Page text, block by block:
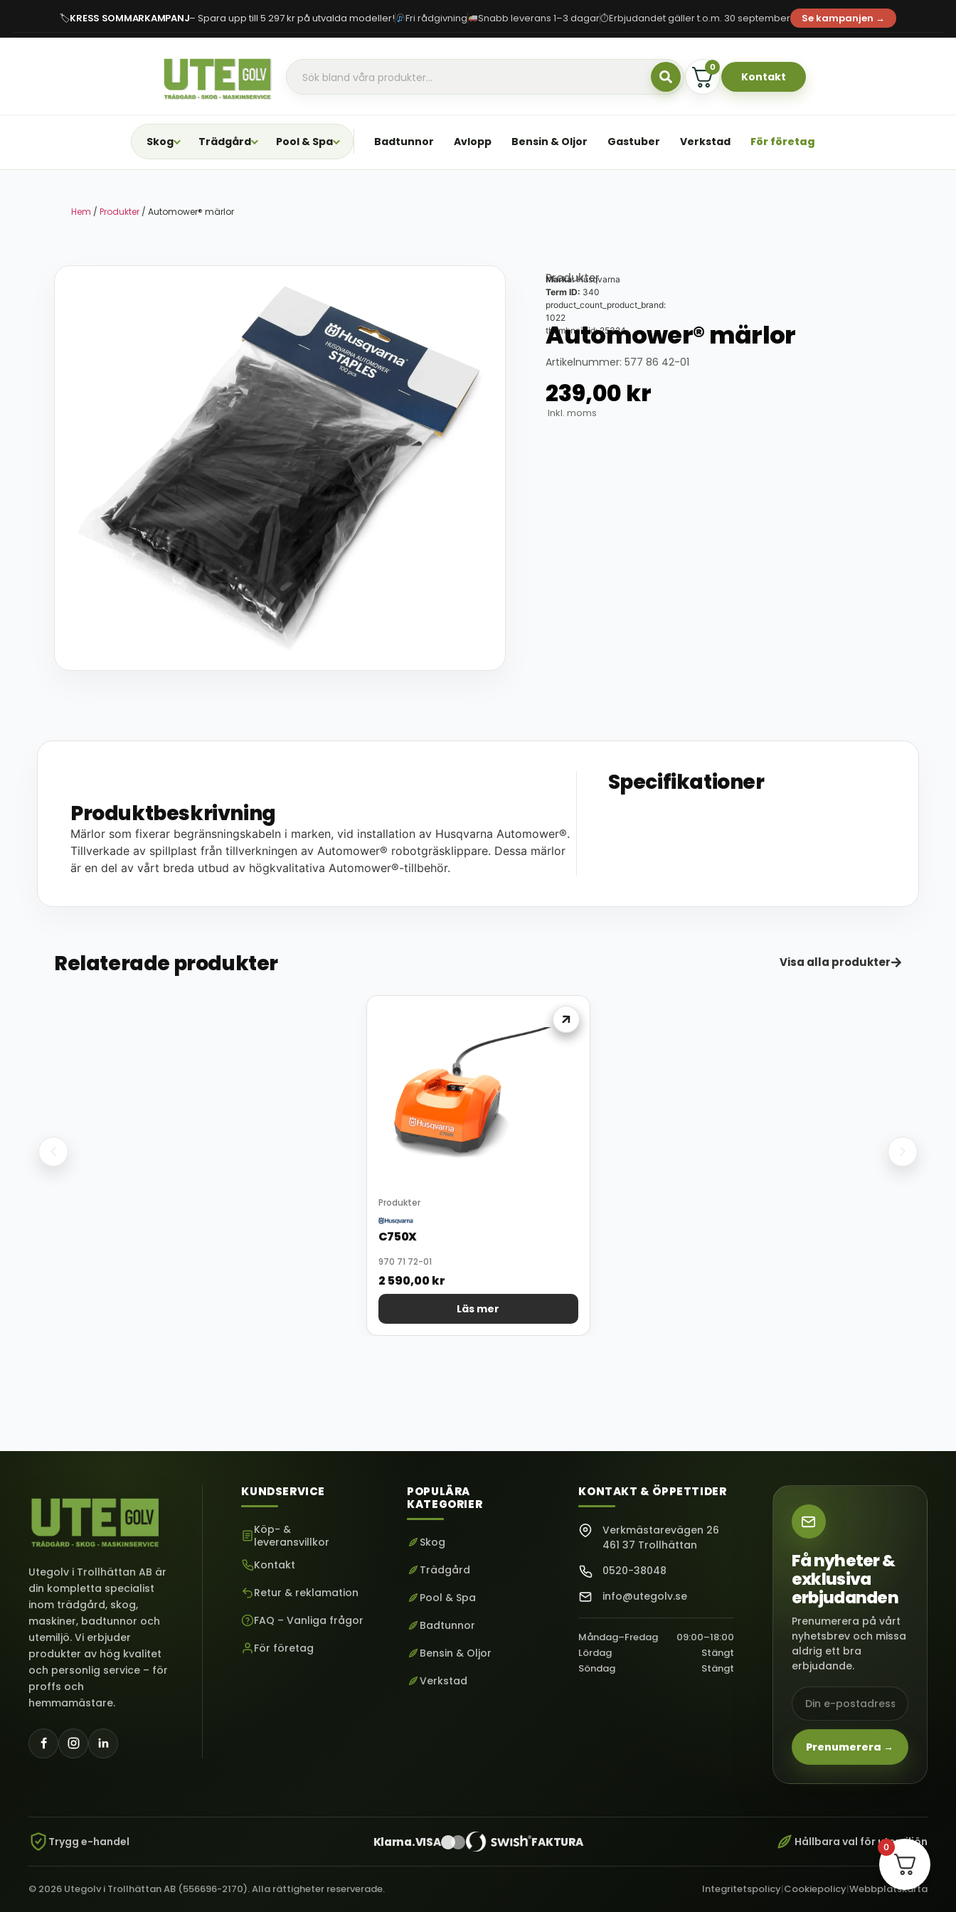
🏷KRESS SOMMARKAMPANJ– Spara upp till 5 297 kr på utvalda modeller! Fri rådgivning Snabb leverans 1–3 dagar⏱Erbjudandet gäller t.o.m. 30 september Se kampanjen →
0
Kontakt
Skog Trädgård Pool & Spa Badtunnor Avlopp Bensin & Oljor Gastuber Verkstad För företag
Hem / Produkter / Automower® märlor
Produkter
Marka:Husqvarna
Term ID: 340
product_count_product_brand:
1022
thumbnail_id: 25324
Automower® märlor
Artikelnummer: 577 86 42-01
239,00 kr
Inkl. moms
Produktbeskrivning
Märlor som fixerar begränsningskabeln i marken, vid installation av Husqvarna Automower®.
Tillverkade av spillplast från tillverkningen av Automower® robotgräsklippare. Dessa märlor
är en del av vårt breda utbud av högkvalitativa Automower®-tillbehör.
Specifikationer
Relaterade produkter Visa alla produkter
Produkter
C750X
970 71 72-01
2 590,00kr
Läs mer
Utegolv i Trollhättan AB är
din kompletta specialist
inom trädgård, skog,
maskiner, badtunnor och
utemiljö. Vi erbjuder
produkter av hög kvalitet
och personlig service – för
proffs och
hemmamästare.
KUNDSERVICE
Köp- &
leveransvillkor
Kontakt
Retur & reklamation
FAQ – Vanliga frågor
För företag
POPULÄRA
KATEGORIER
Skog
Trädgård
Pool & Spa
Badtunnor
Bensin & Oljor
Verkstad
KONTAKT & ÖPPETTIDER
Verkmästarevägen 26
461 37 Trollhättan
0520-38048
info@utegolv.se
Måndag–Fredag
09:00–18:00
Lördag
Stängt
Söndag
Stängt
Få nyheter &
exklusiva
erbjudanden
Prenumerera på vårt
nyhetsbrev och missa
aldrig ett bra
erbjudande.
Prenumerera →
Trygg e-handel Klarna.VISA FAKTURA Hållbara val för utemiljön
© 2026 Utegolv i Trollhättan AB (556696-2170). Alla rättigheter reserverade. Integritetspolicy|Cookiepolicy|Webbplatskarta
0